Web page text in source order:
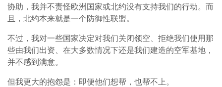
协助，我并不责怪欧洲国家或北约没有支持我们的行动。而
且，北约本来就是一个防御性联盟。
不过，我对一些国家决定对我们关闭领空、拒绝我们使用那
些由我们出资、在大多数情况下还是我们建造的空军基地，
并不感到满意。
但我更大的抱怨是：即便他们想帮，也帮不上。